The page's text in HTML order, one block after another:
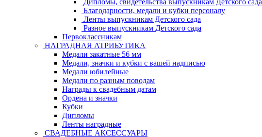
Дипломы, свидетельства выпускникам Детского сада
Благодарности, медали и кубки персоналу
Ленты выпускникам Детского сада
Разное выпускникам Детского сада
Первоклассникам
НАГРАДНАЯ АТРИБУТИКА
Медали закатные 56 мм
Медали, значки и кубки с вашей надписью
Медали юбилейные
Медали по разным поводам
Награды к свадебным датам
Ордена и значки
Кубки
Дипломы
Ленты наградные
СВАДЕБНЫЕ АКСЕССУАРЫ